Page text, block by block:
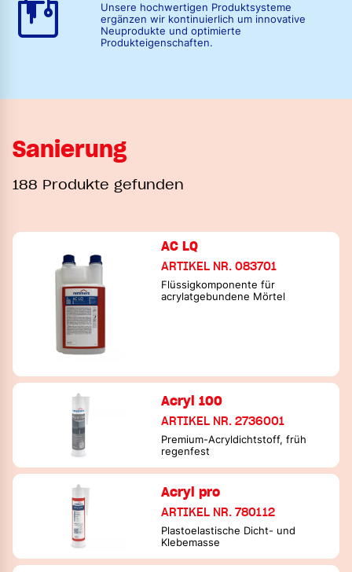
Unsere hochwertigen Produktsysteme
ergänzen wir kontinuierlich um innovative
Neuprodukte und optimierte
Produkteigenschaften.
Sanierung
188 Produkte gefunden
AC LQ
ARTIKEL NR. 083701
Flüssigkomponente für
acrylatgebundene Mörtel
Acryl 100
ARTIKEL NR. 2736001
Premium-Acryldichtstoff, früh
regenfest
Acryl pro
ARTIKEL NR. 780112
Plastoelastische Dicht- und
Klebemasse